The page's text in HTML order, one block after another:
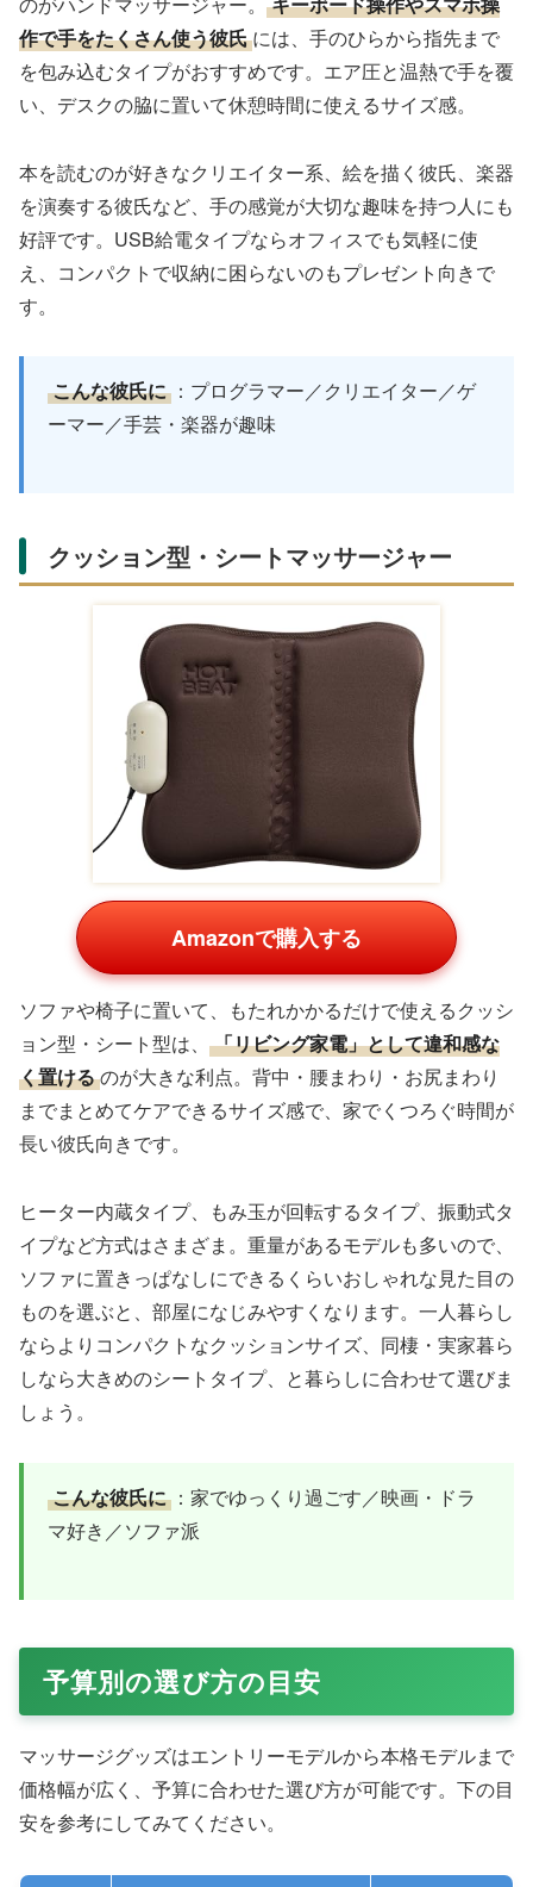
作で手をたくさん使う彼氏 には、手のひらから指先まで
を包み込むタイプがおすすめです。エア圧と温熱で手を覆
い、デスクの脇に置いて休憩時間に使えるサイズ感。
本を読むのが好きなクリエイター系、絵を描く彼氏、楽器
を演奏する彼氏など、手の感覚が大切な趣味を持つ人にも
好評です。USB給電タイプならオフィスでも気軽に使
え、コンパクトで収納に困らないのもプレゼント向きで
す。
こんな彼氏に ：プログラマー／クリエイター／ゲ
ーマー／手芸・楽器が趣味
クッション型・シートマッサージャー
Amazonで購入する
ソファや椅子に置いて、もたれかかるだけで使えるクッシ
ョン型・シート型は、
「リビング家電」として違和感な
く置けるのが大きな利点。背中・腰まわり・お尻まわり
までまとめてケアできるサイズ感で、家でくつろぐ時間が
長い彼氏向きです。
ヒーター内蔵タイプ、もみ玉が回転するタイプ、振動式タ
イプなど方式はさまざま。重量があるモデルも多いので、
ソファに置きっぱなしにできるくらいおしゃれな見た目の
ものを選ぶと、部屋になじみやすくなります。一人暮らし
ならよりコンパクトなクッションサイズ、同棲・実家暮ら
しなら大きめのシートタイプ、と暮らしに合わせて選びま
しょう。
こんな彼氏に ：家でゆっくり過ごす／映画・ドラ
マ好き／ソファ派
予算別の選び方の目安
マッサージグッズはエントリーモデルから本格モデルまで
価格幅が広く、予算に合わせた選び方が可能です。下の目
安を参考にしてみてください。